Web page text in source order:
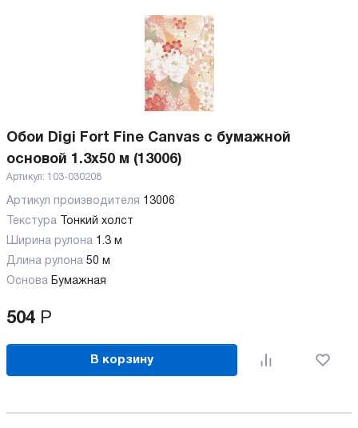
Обои Digi Fort Fine Canvas с бумажной
основой 1.3x50 м (13006)
Артикул: 103-030208
Артикул производителя 13006
Текстура
Тонкий холст
Ширина рулона 1.3 м
Длина рулона 50 м
Основа Бумажная
504 Р
В корзину